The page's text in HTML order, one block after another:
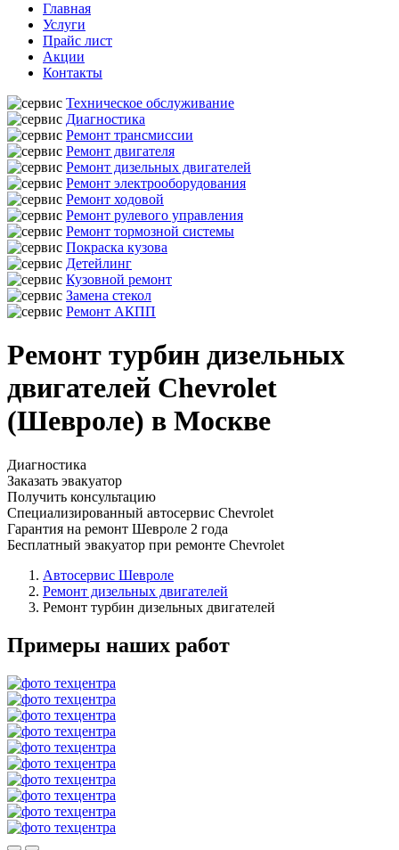
Главная
Услуги
Прайс лист
Акции
Контакты
Техническое обслуживание
Диагностика
Ремонт трансмиссии
Ремонт двигателя
Ремонт дизельных двигателей
Ремонт электрооборудования
Ремонт ходовой
Ремонт рулевого управления
Ремонт тормозной системы
Покраска кузова
Детейлинг
Кузовной ремонт
Замена стекол
Ремонт АКПП
Ремонт турбин дизельных
двигателей Chevrolet
(Шевроле) в Москве
Диагностика
Заказать эвакуатор
Получить консультацию
Специализированный автосервис Chevrolet
Гарантия на ремонт Шевроле 2 года
Бесплатный эвакуатор при ремонте Chevrolet
Автосервис Шевроле
Ремонт дизельных двигателей
Ремонт турбин дизельных двигателей
Примеры наших работ